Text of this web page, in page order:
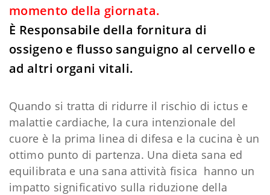
momento della giornata.
È Responsabile della fornitura di
ossigeno e flusso sanguigno al cervello e
ad altri organi vitali.
Quando si tratta di ridurre il rischio di ictus e
malattie cardiache, la cura intenzionale del
cuore è la prima linea di difesa e la cucina è un
ottimo punto di partenza. Una dieta sana ed
equilibrata e una sana attività fisica hanno un
impatto significativo sulla riduzione della